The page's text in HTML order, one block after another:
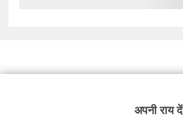
अपनी राय दें